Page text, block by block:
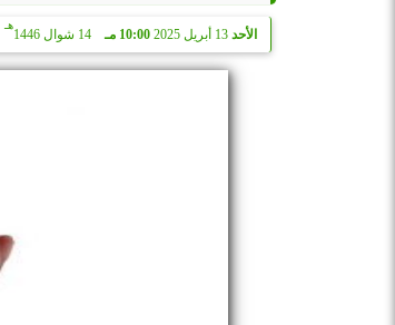
الأحد 13 أبريل 2025 10:00 مـ 14 شوال 1446
هـ